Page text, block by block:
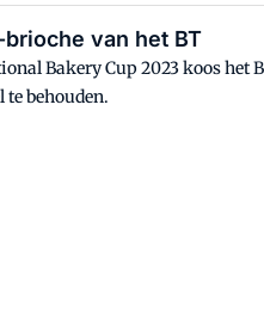
van het BT
Bakery Cup 2023 koos het
te behouden.